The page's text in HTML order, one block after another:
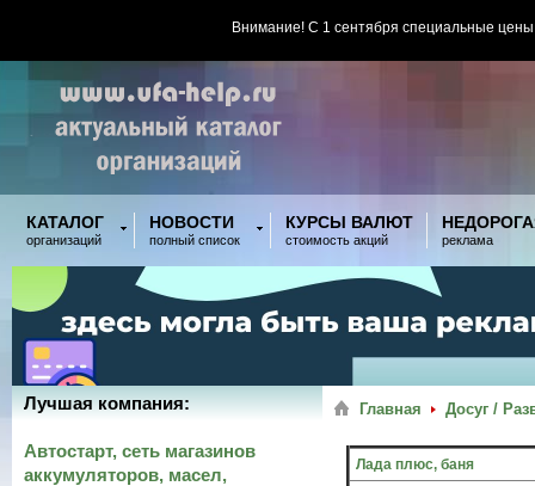
Внимание! С 1 сентября специальные
КАТАЛОГ
организаций
НОВОСТИ
полный список
КУРСЫ ВАЛЮТ
стоимость акций реклама
Главная Досуг /
Лада плюс, баня
Лучшая компания:
Автостарт, сеть магазинов
аккумуляторов, масел,